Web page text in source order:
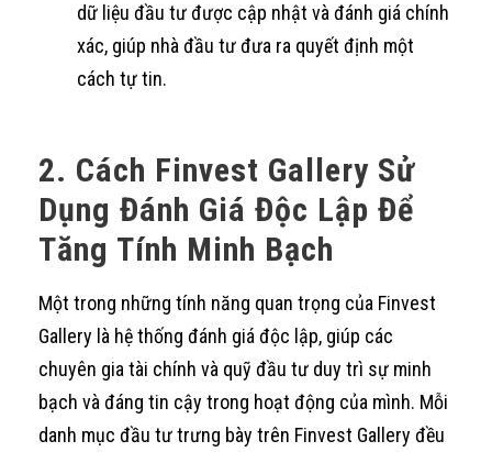
dữ liệu đầu tư được cập nhật và đánh giá chính
xác, giúp nhà đầu tư đưa ra quyết định một
cách tự tin.
2. Cách Finvest Gallery Sử
Dụng Đánh Giá Độc Lập Để
Tăng Tính Minh Bạch
Một trong những tính năng quan trọng của Finvest
Gallery là hệ thống đánh giá độc lập, giúp các
chuyên gia tài chính và quỹ đầu tư duy trì sự minh
bạch và đáng tin cậy trong hoạt động của mình. Mỗi
danh mục đầu tư trưng bày trên Finvest Gallery đều